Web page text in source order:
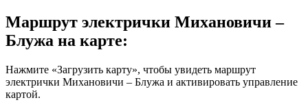
Маршрут электрички Михановичи –
Блужа на карте:
Нажмите «Загрузить карту», чтобы увидеть маршрут
электрички Михановичи – Блужа и активировать управление
картой.